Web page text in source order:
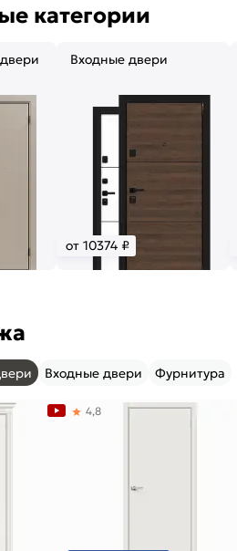
категории
Входные двери
от 10374 ₽
Входные двери Фурнитура
4,8